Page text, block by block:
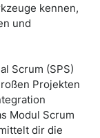
kennen,
und
Scrum (SPS)
Projekten
Modul Scrum
dir die